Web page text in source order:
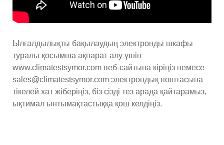
Ылғалдылықты бақылаудың электронды шкафы
туралы қосымша ақпарат алу үшін
www.climatestsymor.com веб-сайтына кіріңіз немесе
sales@climatestsymor.com электрондық поштасына
тікелей хат жіберіңіз, біз сізді тез арада қайтарамыз,
ықтимал ынтымақтастыққа қош келдіңіз.